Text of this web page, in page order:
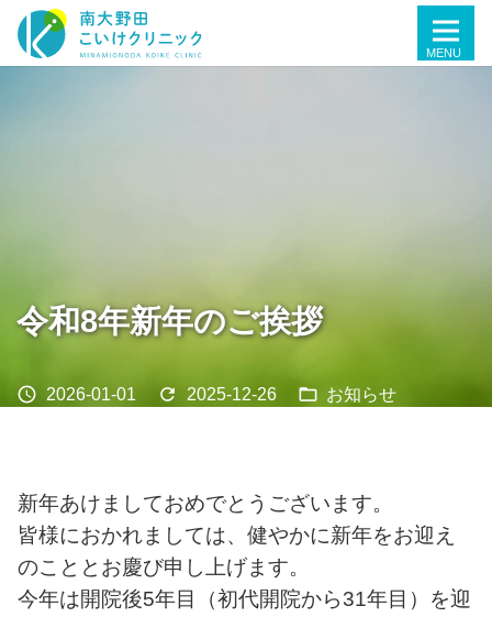
令和8年新年のご挨拶
schedule 2026-01-01 refresh 2025-12-26 folder_open お知らせ
新年あけましておめでとうございます。
皆様におかれましては、健やかに新年をお迎え
のこととお慶び申し上げます。
今年は開院後5年目（初代開院から31年目）を迎